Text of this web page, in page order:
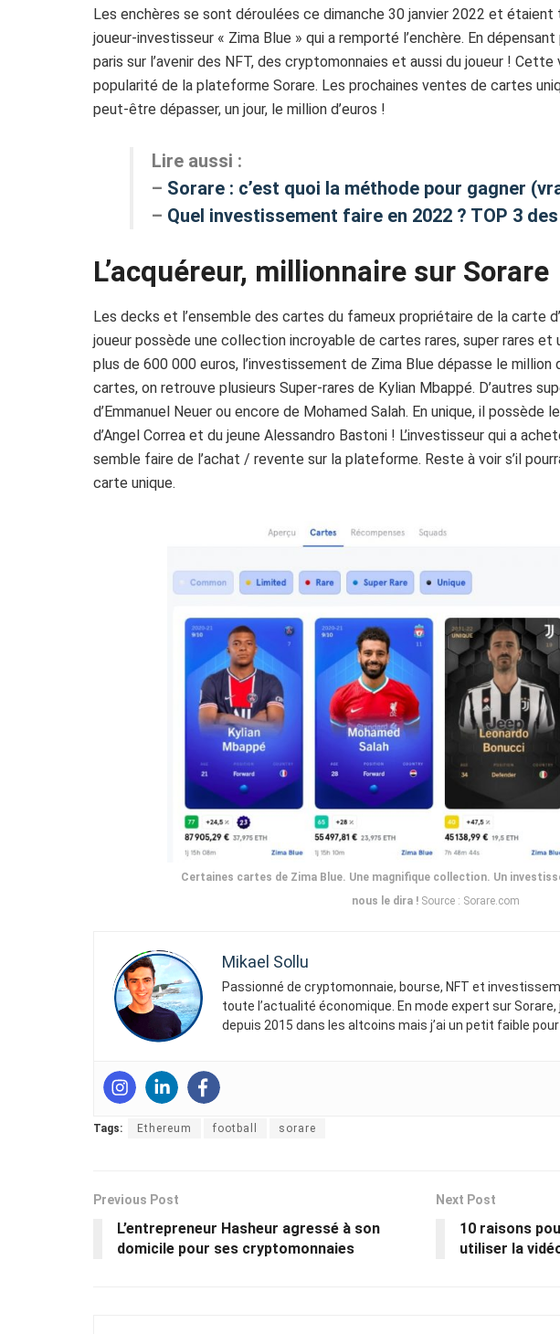
Les enchères se sont déroulées ce dimanche 30 janvier 2022 et étaient
joueur-investisseur « Zima Blue » qui a remporté l’enchère. En
paris sur l’avenir des NFT, des cryptomonnaies et aussi du joueur !
popularité de la plateforme Sorare. Les prochaines ventes de cartes
peut-être dépasser, un jour, le million d’euros !
Lire aussi :
– Sorare : c’est quoi la méthode pour gagner
– Quel investissement faire en 2022 ? TOP 3
L’acquéreur, millionnaire sur Sorare
Les decks et l’ensemble des cartes du fameux propriétaire de la carte
joueur possède une collection incroyable de cartes rares, super rares et
plus de 600 000 euros, l’investissement de Zima Blue dépasse le million
cartes, on retrouve plusieurs Super-rares de Kylian Mbappé. D’autres
d’Emmanuel Neuer ou encore de Mohamed Salah. En unique, il possède
d’Angel Correa et du jeune Alessandro Bastoni ! L’investisseur qui a
semble faire de l’achat / revente sur la plateforme. Reste à voir s’il
carte unique.
Certaines cartes de Zima Blue. Une magnifique collection. Un
nous le dira ! Source : Sorare.com
Mikael Sollu
Passionné de cryptomonnaie, bourse, NFT et
toute l’actualité économique. En mode expert sur
depuis 2015 dans les altcoins mais j’ai un petit faible pour
Tags: Ethereum football sorare
Previous Post
L’entrepreneur Hasheur agressé à son
domicile pour ses cryptomonnaies
Next Post
10 raisons
utiliser la